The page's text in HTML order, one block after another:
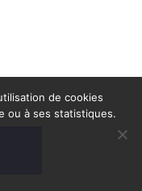
de cookies
ou à ses statistiques.